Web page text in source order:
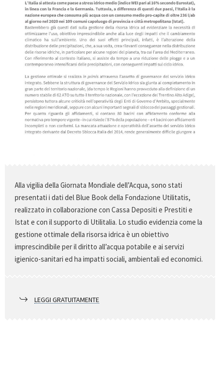
Alla vigilia della Giornata Mondiale dell’Acqua, sono stati
presentati i dati del Blue Book della Fondazione Utilitatis,
realizzato in collaborazione con Cassa Depositi e Prestiti e
Istat e con il supporto di Utilitalia. Lo studio evidenzia come la
gestione ottimale della risorsa idrica è un obiettivo
imprescindibile per il diritto all’acqua potabile e ai servizi
igienico-sanitari ed ha impatti sociali, ambientali ed economici.
LEGGI GRATUITAMENTE